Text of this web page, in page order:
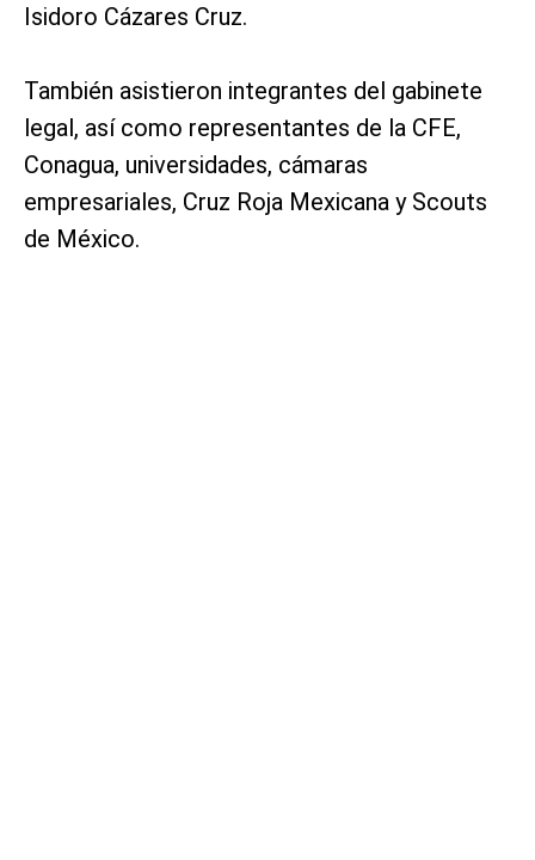
Isidoro Cázares Cruz.
También asistieron integrantes del gabinete
legal, así como representantes de la CFE,
Conagua, universidades, cámaras
empresariales, Cruz Roja Mexicana y Scouts
de México.